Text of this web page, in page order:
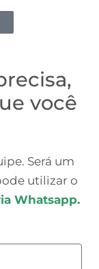
você
Será um
utilizar o
Whatsapp.